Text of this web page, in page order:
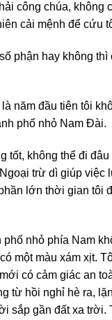
công chúa, không
cải mệnh để cứu
phận hay không thì
là năm đầu tiên tôi
phố nhỏ Nam Đài.
tốt, không thể đi
trừ dì giúp việc
lớn thời gian tôi
phố nhỏ phía Nam
một màu xám xịt.
có cảm giác an
từ hồi nghỉ hè ra,
sắp gần đất xa trời.